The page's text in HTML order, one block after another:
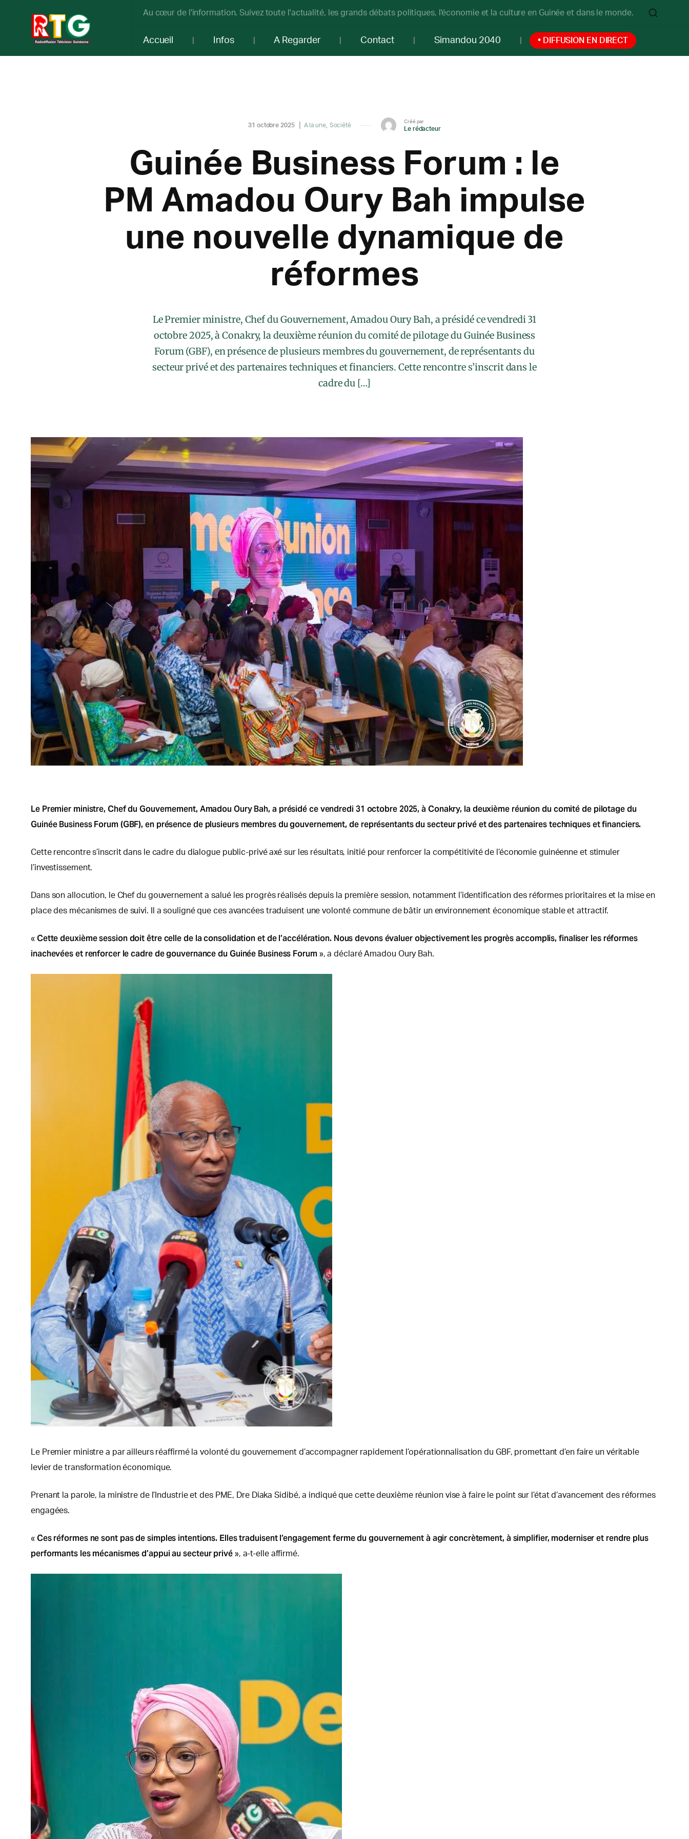
Au cœur de l'information. Suivez toute l'actualité, les grands débats politiques, l'économie et la culture en Guinée et dans le monde.
Accueil Infos A Regarder Contact Simandou 2040 • DIFFUSION EN DIRECT
31 octobre 2025 A la une Société
Créé par
Le rédacteur
Guinée Business Forum : le
PM Amadou Oury Bah impulse
une nouvelle dynamique de
réformes
Le Premier ministre, Chef du Gouvernement, Amadou Oury Bah, a présidé ce vendredi 31
octobre 2025, à Conakry, la deuxième réunion du comité de pilotage du Guinée Business
Forum (GBF), en présence de plusieurs membres du gouvernement, de représentants du
secteur privé et des partenaires techniques et financiers. Cette rencontre s’inscrit dans le
cadre du […]
Le Premier ministre, Chef du Gouvernement, Amadou Oury Bah, a présidé ce vendredi 31 octobre 2025, à Conakry, la deuxième réunion du comité de pilotage du
Guinée Business Forum (GBF), en présence de plusieurs membres du gouvernement, de représentants du secteur privé et des partenaires techniques et financiers.
Cette rencontre s’inscrit dans le cadre du dialogue public-privé axé sur les résultats, initié pour renforcer la compétitivité de l’économie guinéenne et stimuler
l’investissement.
Dans son allocution, le Chef du gouvernement a salué les progrès réalisés depuis la première session, notamment l’identification des réformes prioritaires et la mise en
place des mécanismes de suivi. Il a souligné que ces avancées traduisent une volonté commune de bâtir un environnement économique stable et attractif.
« Cette deuxième session doit être celle de la consolidation et de l’accélération. Nous devons évaluer objectivement les progrès accomplis, finaliser les réformes
inachevées et renforcer le cadre de gouvernance du Guinée Business Forum », a déclaré Amadou Oury Bah.
Le Premier ministre a par ailleurs réaffirmé la volonté du gouvernement d’accompagner rapidement l’opérationnalisation du GBF, promettant d’en faire un véritable
levier de transformation économique.
Prenant la parole, la ministre de l’Industrie et des PME, Dre Diaka Sidibé, a indiqué que cette deuxième réunion vise à faire le point sur l’état d’avancement des réformes
engagées.
« Ces réformes ne sont pas de simples intentions. Elles traduisent l’engagement ferme du gouvernement à agir concrètement, à simplifier, moderniser et rendre plus
performants les mécanismes d’appui au secteur privé », a-t-elle affirmé.